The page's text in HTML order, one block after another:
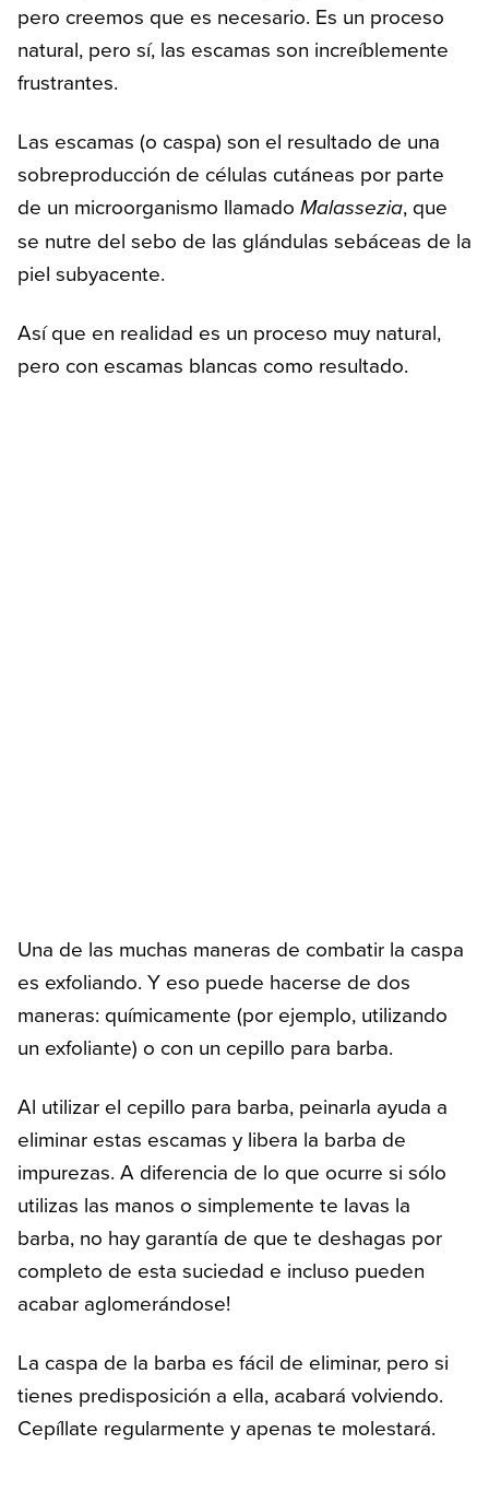
pero creemos que es necesario. Es un proceso
natural, pero sí, las escamas son increíblemente
frustrantes.
Las escamas (o caspa) son el resultado de una
sobreproducción de células cutáneas por parte
de un microorganismo llamado Malassezia, que
se nutre del sebo de las glándulas sebáceas de la
piel subyacente.
Así que en realidad es un proceso muy natural,
pero con escamas blancas como resultado.
Una de las muchas maneras de combatir la caspa
es exfoliando. Y eso puede hacerse de dos
maneras: químicamente (por ejemplo, utilizando
un exfoliante) o con un cepillo para barba.
Al utilizar el cepillo para barba, peinarla ayuda a
eliminar estas escamas y libera la barba de
impurezas. A diferencia de lo que ocurre si sólo
utilizas las manos o simplemente te lavas la
barba, no hay garantía de que te deshagas por
completo de esta suciedad e incluso pueden
acabar aglomerándose!
La caspa de la barba es fácil de eliminar, pero si
tienes predisposición a ella, acabará volviendo.
Cepíllate regularmente y apenas te molestará.